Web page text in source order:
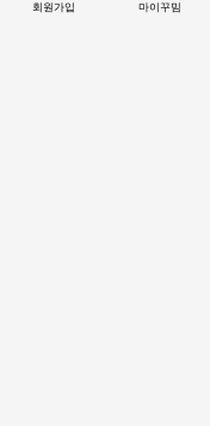
회원가입 마이꾸밈
회원 1:1 문의